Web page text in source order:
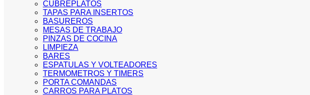
CUBREPLATOS
TAPAS PARA INSERTOS
BASUREROS
MESAS DE TRABAJO
PINZAS DE COCINA
LIMPIEZA
BARES
ESPATULAS Y VOLTEADORES
TERMOMETROS Y TIMERS
PORTA COMANDAS
CARROS PARA PLATOS